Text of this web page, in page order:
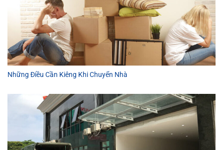
Những Điều Cần Kiêng Khi Chuyển Nhà